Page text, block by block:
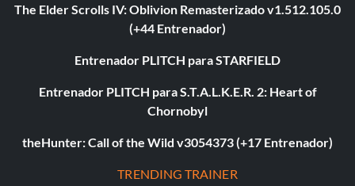
The Elder Scrolls IV: Oblivion Remasterizado v1.512.105.0
(+44 Entrenador)
Entrenador PLITCH para STARFIELD
Entrenador PLITCH para S.T.A.L.K.E.R. 2: Heart of
Chornobyl
theHunter: Call of the Wild v3054373 (+17 Entrenador)
TRENDING TRAINER